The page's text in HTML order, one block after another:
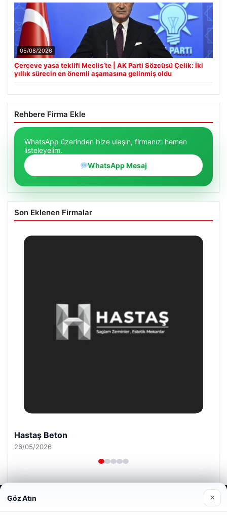
05/08/2026
Çerçeve yasa teklifi Meclis’te | AK Parti Sözcüsü Çelik: İki
yıllık sürecin en önemli aşamasına gelinmiş oldu
Rehbere Firma Ekle
WhatsApp üzerinden bize ulaşın, firmanızı hemen
listeleyelim.
WhatsApp Mesaj
Son Eklenen Firmalar
Hastaş Beton
26/05/2026
Web sitemizi nasıl kullandığınızı daha iyi anlayabilmek,
deneyiminizi kişiselleştirmek ve geliştirmek amacıyla çerezler
Göz Atın ×